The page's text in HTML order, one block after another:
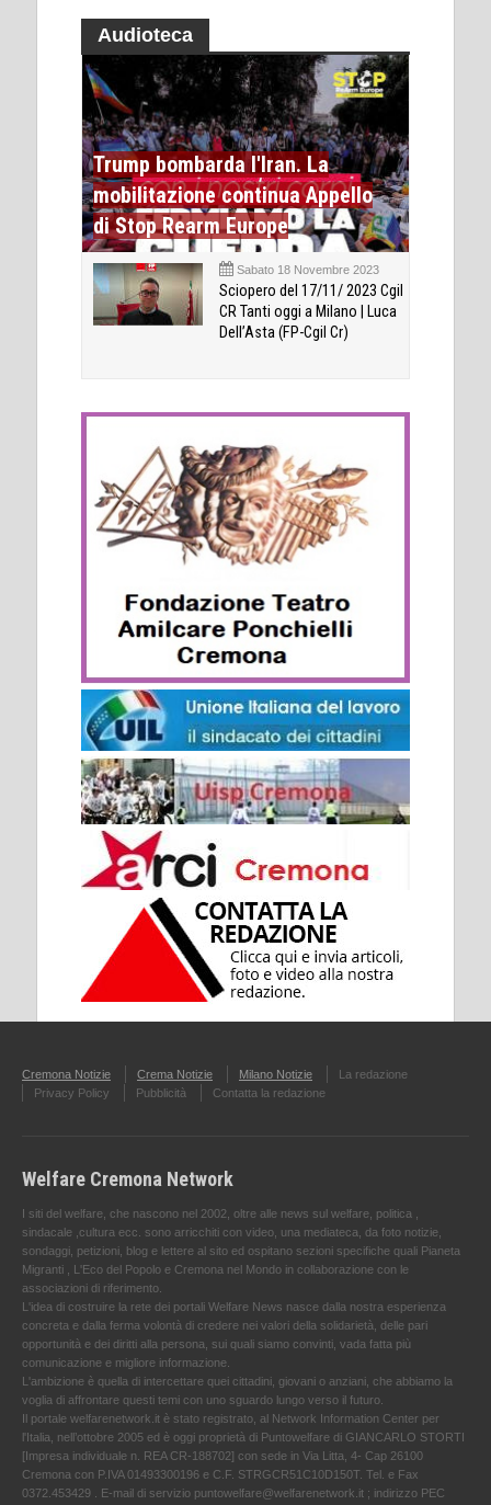
Audioteca
Trump bombarda l'Iran. La
mobilitazione continua Appello
di Stop Rearm Europe
Sabato 18 Novembre 2023
Sciopero del 17/11/ 2023 Cgil
CR Tanti oggi a Milano | Luca
Dell’Asta (FP-Cgil Cr)
Cremona Notizie Crema Notizie Milano Notizie
La redazione
Privacy Policy
Pubblicità Contatta la redazione
Welfare Cremona Network
I siti del welfare, che nascono nel 2002, oltre alle news sul welfare, politica ,
sindacale ,cultura ecc. sono arricchiti con video, una mediateca, da foto notizie,
sondaggi, petizioni, blog e lettere al sito ed ospitano sezioni specifiche quali Pianeta
Migranti , L'Eco del Popolo e Cremona nel Mondo in collaborazione con le
associazioni di riferimento.
L'idea di costruire la rete dei portali Welfare News nasce dalla nostra esperienza
concreta e dalla ferma volontà di credere nei valori della solidarietà, delle pari
opportunità e dei diritti alla persona, sui quali siamo convinti, vada fatta più
comunicazione e migliore informazione.
L'ambizione è quella di intercettare quei cittadini, giovani o anziani, che abbiamo la
voglia di affrontare questi temi con uno sguardo lungo verso il futuro.
Il portale welfarenetwork.it è stato registrato, al Network Information Center per
l'Italia, nell’ottobre 2005 ed è oggi proprietà di Puntowelfare di GIANCARLO STORTI
[Impresa individuale n. REA CR-188702] con sede in Via Litta, 4- Cap 26100
Cremona con P.IVA 01493300196 e C.F. STRGCR51C10D150T. Tel. e Fax
0372.453429 . E-mail di servizio puntowelfare@welfarenetwork.it ; indirizzo PEC